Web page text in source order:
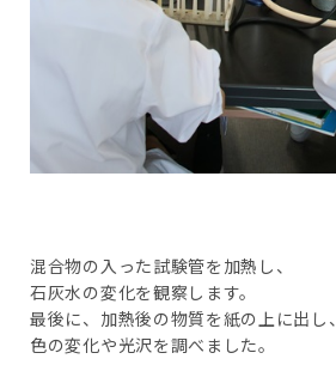
混合物の入った試験管を加熱し、
石灰水の変化を観察します。
最後に、加熱後の物質を紙の上に出し、
色の変化や光沢を調べました。